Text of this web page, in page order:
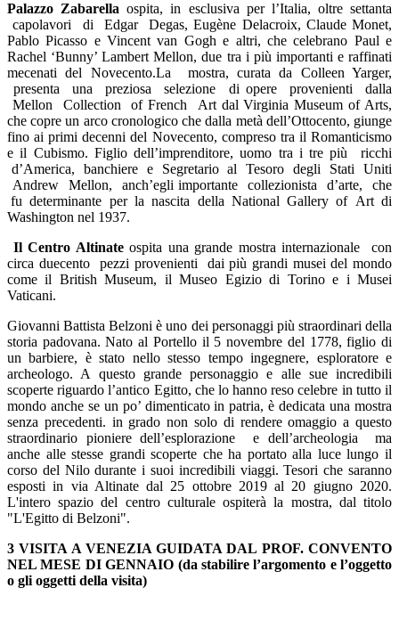
Palazzo Zabarellaospita, in esclusiva per l’Italia, oltre settanta
capolavori di Edgar Degas, Eugène Delacroix, Claude Monet,
Pablo Picasso e Vincent van Gogh e altri, che celebrano Paul e
Rachel ‘Bunny’ Lambert Mellon, due tra i più importanti e raffinati
mecenati del Novecento.La mostra, curata da Colleen Yarger,
presenta una preziosa selezione di opere provenienti dalla
Mellon Collection of French Art dal Virginia Museum of Arts,
che copre un arco cronologico che dalla metà dell’Ottocento, giunge
fino ai primi decenni del Novecento, compreso tra il Romanticismo
e il Cubismo. Figlio dell’imprenditore, uomo tra i tre più ricchi
d’America, banchiere e Segretario al Tesoro degli Stati Uniti
Andrew Mellon, anch’egli importante collezionista d’arte, che
fu determinante per la nascita della National Gallery of Art di
Washington nel 1937.
Il Centro Altinate ospita una grande mostra internazionale con
circa duecento pezzi provenienti dai più grandi musei del mondo
come il British Museum, il Museo Egizio di Torino e i Musei
Vaticani.
Giovanni Battista Belzoni è uno dei personaggi più straordinari della
storia padovana. Nato al Portello il 5 novembre del 1778, figlio di
un barbiere, è stato nello stesso tempo ingegnere, esploratore e
archeologo. A questo grande personaggio e alle sue incredibili
scoperte riguardo l’antico Egitto, che lo hanno reso celebre in tutto il
mondo anche se un po’ dimenticato in patria, è dedicata una mostra
senza precedenti. in grado non solo di rendere omaggio a questo
straordinario pioniere dell’esplorazione e dell’archeologia ma
anche alle stesse grandi scoperte che ha portato alla luce lungo il
corso del Nilo durante i suoi incredibili viaggi. Tesori che saranno
esposti in via Altinate dal 25 ottobre 2019 al 20 giugno 2020.
L'intero spazio del centro culturale ospiterà la mostra, dal titolo
"L'Egitto di Belzoni".
3 VISITA A VENEZIA GUIDATA DAL PROF. CONVENTO
NEL MESE DI GENNAIO (da stabilire l’argomento e l’oggetto
o gli oggetti della visita)